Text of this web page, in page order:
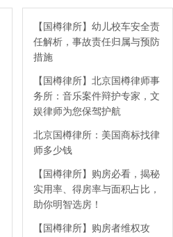
【国樽律所】幼儿校车安全责
任解析，事故责任归属与预防
措施
【国樽律所】北京国樽律师事
务所：音乐案件辩护专家，文
娱律师为您保驾护航
北京国樽律所：美国商标找律
师多少钱
【国樽律所】购房必看，揭秘
实用率、得房率与面积占比，
助你明智选房！
【国樽律所】购房者维权攻